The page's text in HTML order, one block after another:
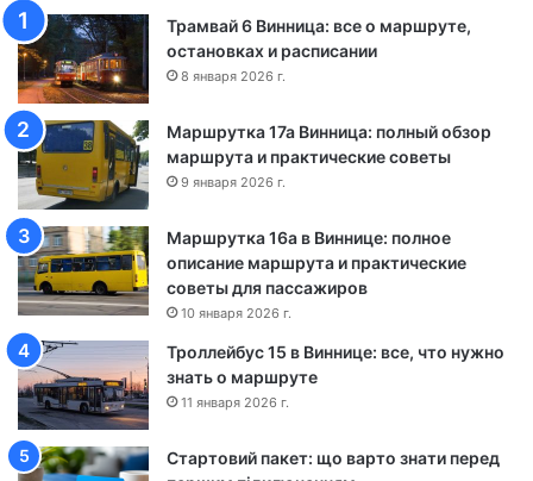
о
т
о
н
о
ш
а
-
Ч
е
р
к
а
с
с
ы
Трамвай 6 Винница: все о маршруте,
остановках и расписании
8 января 2026 г.
Маршрутка 17а Винница: полный обзор
маршрута и практические советы
9 января 2026 г.
Маршрутка 16а в Виннице: полное
описание маршрута и практические
советы для пассажиров
10 января 2026 г.
Троллейбус 15 в Виннице: все, что нужно
знать о маршруте
11 января 2026 г.
Стартовий пакет: що варто знати перед